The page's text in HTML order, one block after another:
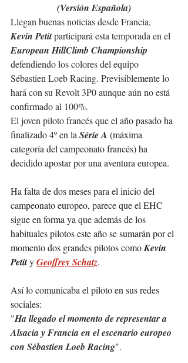
(Versión Española)
Llegan buenas noticias desde Francia,
Kevin Petit participará esta temporada en el
European HillClimb Championship
defendiendo los colores del equipo
Sébastien Loeb Racing. Previsiblemente lo
hará con su Revolt 3P0 aunque aún no está
confirmado al 100%.
El joven piloto francés que el año pasado ha
finalizado 4º en la Série A (máxima
categoría del campeonato francés) ha
decidido apostar por una aventura europea.
Ha falta de dos meses para el inicio del
campeonato europeo, parece que el EHC
sigue en forma ya que además de los
habituales pilotos este año se sumarán por el
momento dos grandes pilotos como Kevin
Petit y Geoffrey Schatz.
Así lo comunicaba el piloto en sus redes
sociales:
"Ha llegado el momento de representar a
Alsacia y Francia en el escenario europeo
con Sébastien Loeb Racing".